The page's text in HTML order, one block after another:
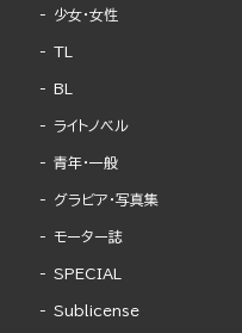
少女・女性
TL
BL
ライトノベル
青年・一般
グラビア・写真集
モーター誌
SPECIAL
Sublicense